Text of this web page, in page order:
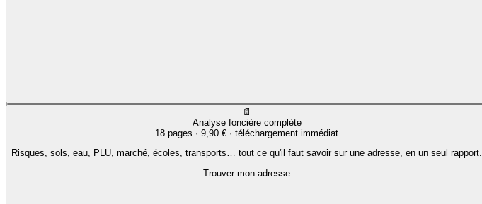
📄
Analyse foncière complète
18 pages · 9,90 € · téléchargement immédiat
Risques, sols, eau, PLU, marché, écoles, transports… tout ce qu'il faut savoir sur une adresse, en un seul rapport.
Trouver mon adresse